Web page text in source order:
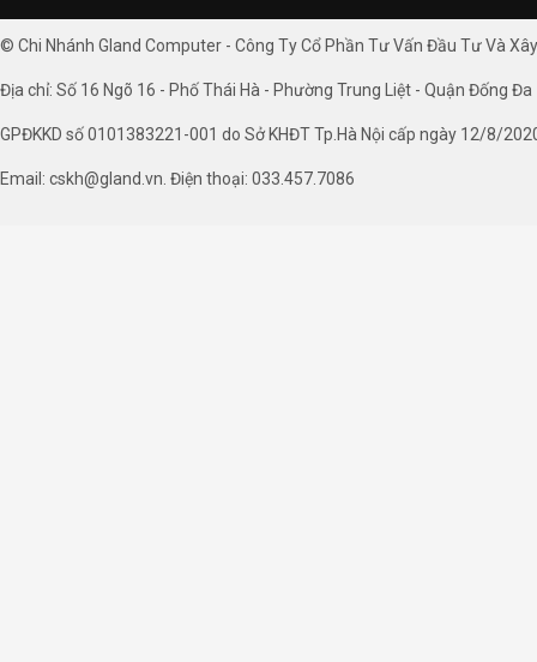
© Chi Nhánh Gland Computer - Công Ty Cổ Phần Tư Vấn Đầu Tư Và
Địa chỉ: Số 16 Ngõ 16 - Phố Thái Hà - Phường Trung Liệt - Quận Đống Đa
GPĐKKD số 0101383221-001 do Sở KHĐT Tp.Hà Nội cấp ngày 12/8/
Email: cskh@gland.vn. Điện thoại: 033.457.7086